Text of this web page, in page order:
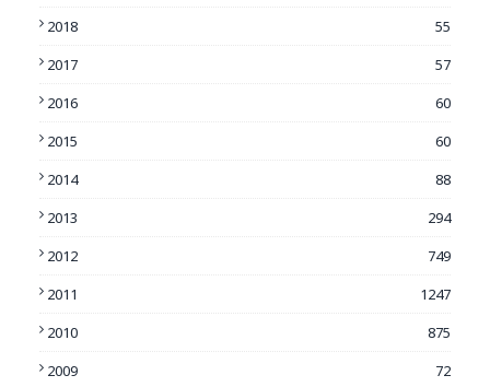
2018
55
2017
57
2016
60
2015
60
2014
88
2013
294
2012
749
2011
1247
2010
875
2009
72